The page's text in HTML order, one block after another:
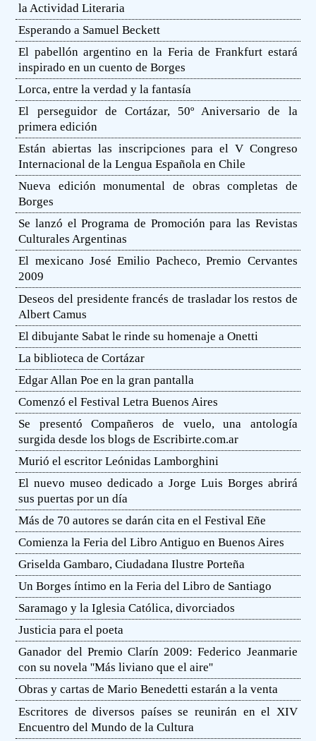
la Actividad Literaria
Esperando a Samuel Beckett
El pabellón argentino en la Feria de Frankfurt estará
inspirado en un cuento de Borges
Lorca, entre la verdad y la fantasía
El perseguidor de Cortázar, 50º Aniversario de la
primera edición
Están abiertas las inscripciones para el V Congreso
Internacional de la Lengua Española en Chile
Nueva edición monumental de obras completas de
Borges
Se lanzó el Programa de Promoción para las Revistas
Culturales Argentinas
El mexicano José Emilio Pacheco, Premio Cervantes
2009
Deseos del presidente francés de trasladar los restos de
Albert Camus
El dibujante Sabat le rinde su homenaje a Onetti
La biblioteca de Cortázar
Edgar Allan Poe en la gran pantalla
Comenzó el Festival Letra Buenos Aires
Se presentó Compañeros de vuelo, una antología
surgida desde los blogs de Escribirte.com.ar
Murió el escritor Leónidas Lamborghini
El nuevo museo dedicado a Jorge Luis Borges abrirá
sus puertas por un día
Más de 70 autores se darán cita en el Festival Eñe
Comienza la Feria del Libro Antiguo en Buenos Aires
Griselda Gambaro, Ciudadana Ilustre Porteña
Un Borges íntimo en la Feria del Libro de Santiago
Saramago y la Iglesia Católica, divorciados
Justicia para el poeta
Ganador del Premio Clarín 2009: Federico Jeanmarie
con su novela ''Más liviano que el aire''
Obras y cartas de Mario Benedetti estarán a la venta
Escritores de diversos países se reunirán en el XIV
Encuentro del Mundo de la Cultura